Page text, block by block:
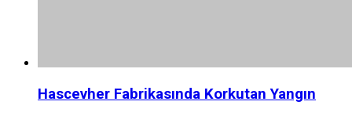
Hascevher Fabrikasında Korkutan Yangın